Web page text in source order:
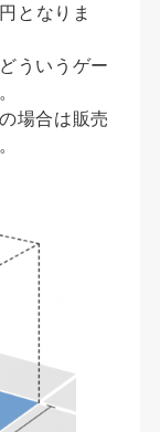
となりま
ういうゲー
場合は販売